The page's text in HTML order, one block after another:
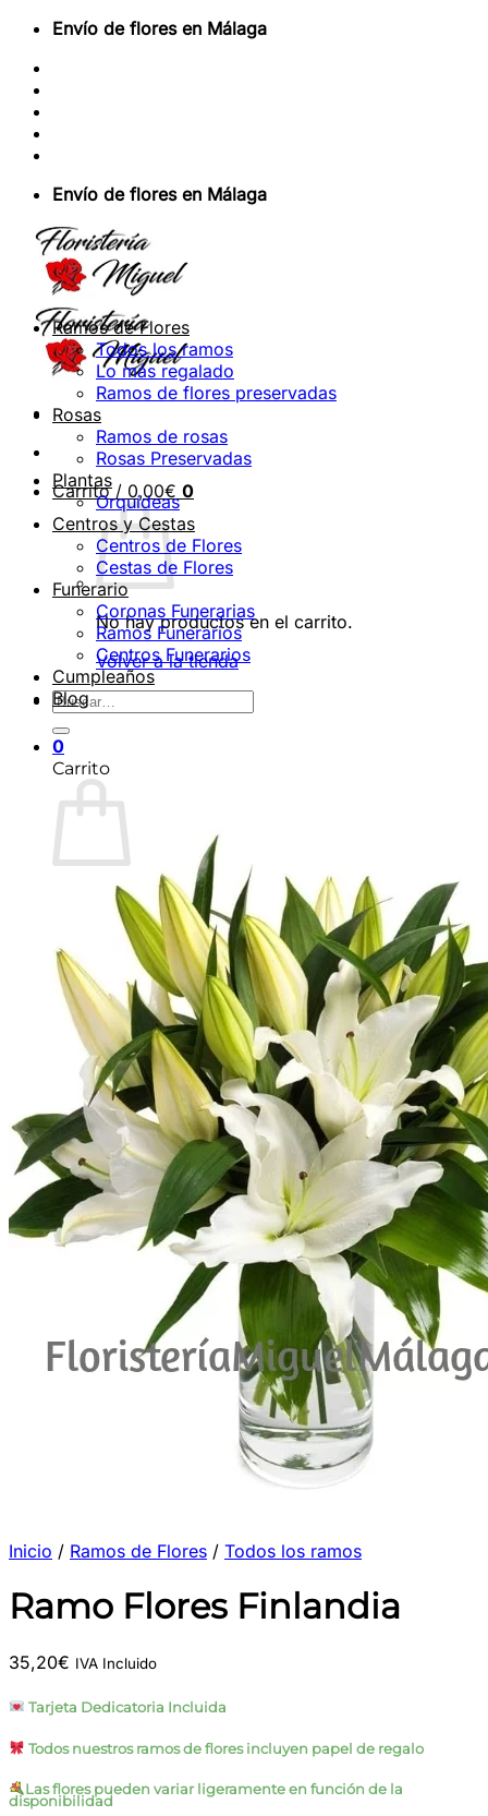
Saltar
contenido
Envío de flores en Málaga
Envío de flores en Málaga
Carrito / 0,00€ 0
No hay productos en el carrito.
Volver a la tienda
Buscar
0
Carrito
No hay productos en el carrito.
Volver a la tienda
Ramos de Flores
Todos los ramos
Lo más regalado
Ramos de flores preservadas
Rosas
Ramos de rosas
Rosas Preservadas
Plantas
Orquídeas
Centros y Cestas
Centros de Flores
Cestas de Flores
Funerario
Coronas Funerarias
Ramos Funerarios
Centros Funerarios
Cumpleaños
Blog
Inicio / Ramos de Flores / Todos los ramos
Ramo Flores Finlandia
35,20€ IVA Incluido
Tarjeta Dedicatoria Incluida
Todos nuestros ramos de flores incluyen papel de regalo
Las flores pueden variar ligeramente en función de la
disponibilidad